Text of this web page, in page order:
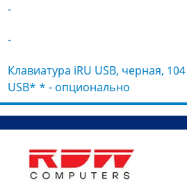
-
-
Клавиатура iRU USB, черная,
USB* * - опционально